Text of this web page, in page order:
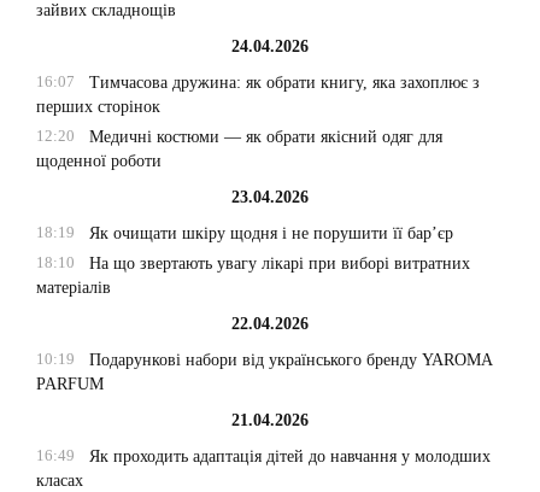
зайвих складнощів
24.04.2026
16:07
Тимчасова дружина: як обрати книгу, яка захоплює з
перших сторінок
12:20
Медичні костюми — як обрати якісний одяг для
щоденної роботи
23.04.2026
18:19
Як очищати шкіру щодня і не порушити її бар’єр
18:10
На що звертають увагу лікарі при виборі витратних
матеріалів
22.04.2026
10:19
Подарункові набори від українського бренду YAROMA
PARFUM
21.04.2026
16:49
Як проходить адаптація дітей до навчання у молодших
класах